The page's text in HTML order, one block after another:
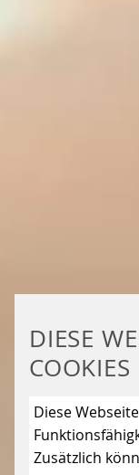
DIESE
COOKIES
Diese
Zusätzlich